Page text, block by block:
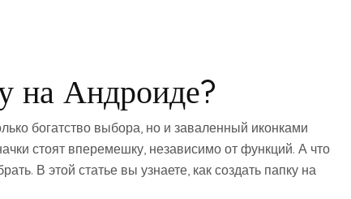
на Андроиде?
богатство выбора, но и заваленный иконками
стоят вперемешку, независимо от функций. А что
В этой статье вы узнаете, как создать папку на